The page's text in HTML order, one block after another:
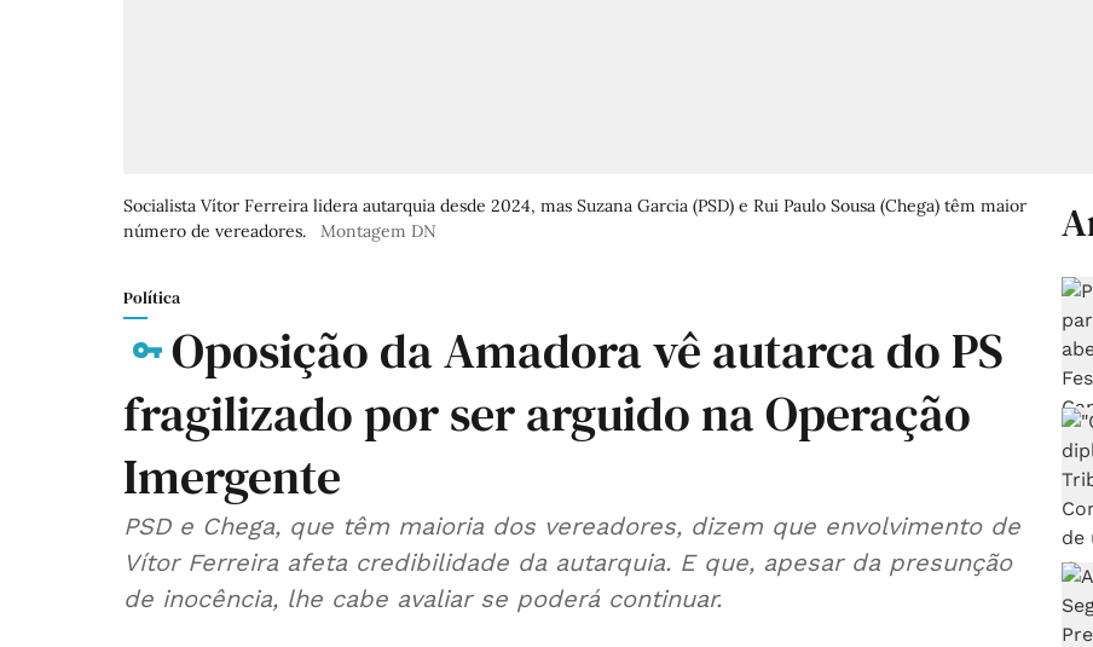
Socialista Vítor Ferreira lidera autarquia desde 2024, mas Suzana Garcia (PSD) e Rui Paulo Sousa (Chega) têm maior
número de vereadores.
Montagem DN
Política
Oposição da Amadora vê autarca do PS
fragilizado por ser arguido na Operação
Imergente
PSD e Chega, que têm maioria dos vereadores, dizem que envolvimento de
Vítor Ferreira afeta credibilidade da autarquia. E que, apesar da presunção
de inocência, lhe cabe avaliar se poderá continuar.